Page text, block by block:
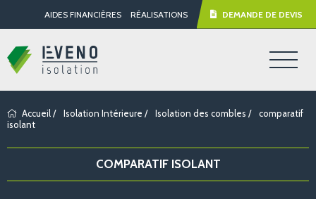
AIDES FINANCIÈRES RÉALISATIONS DEMANDE DE DEVIS
Accueil/ Isolation Intérieure / Isolation des combles /
comparatif
isolant
COMPARATIF ISOLANT